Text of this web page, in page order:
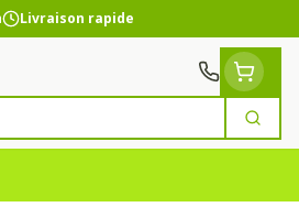
Livraison rapide